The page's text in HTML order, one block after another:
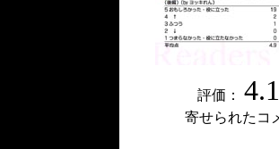
評価：
寄せられたコ